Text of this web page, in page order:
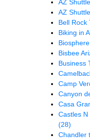
AZ
AZ
Bell Rock
Biking in
Bisbee
Business
Camp
Canyon
Casa
Castles N
(28)
Chandler